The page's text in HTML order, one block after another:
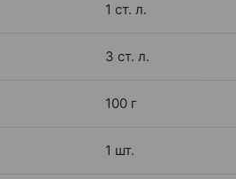
1 ст. л.
3 ст. л.
100 г
1 шт.